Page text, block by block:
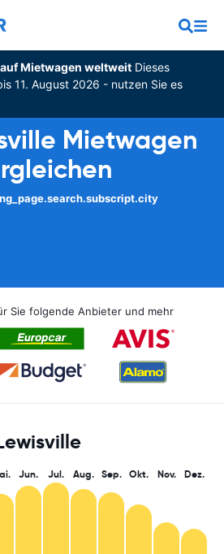
Mietwagen weltweitDieses
11. August 2026 - nutzen Sie es
Mietwagen
Sie folgende Anbieter und mehr
Jun. Jul. Aug. Sep. Okt. Nov. Dez.